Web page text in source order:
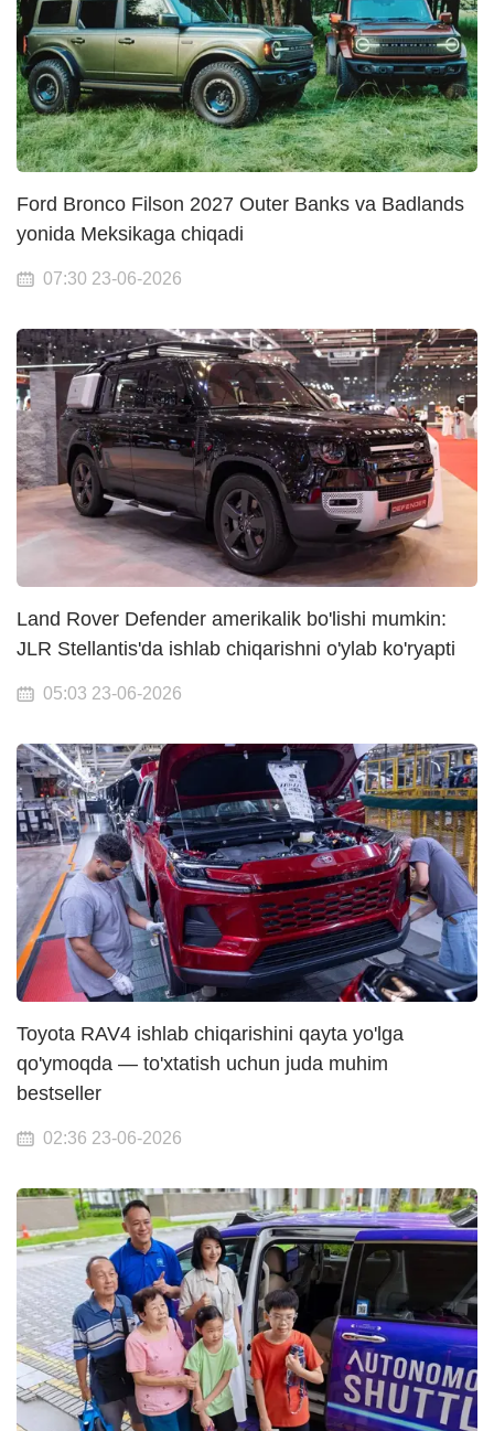
Ford Bronco Filson 2027 Outer Banks va Badlands
yonida Meksikaga chiqadi
07:30 23-06-2026
Land Rover Defender amerikalik bo'lishi mumkin:
JLR Stellantis'da ishlab chiqarishni o'ylab ko'ryapti
05:03 23-06-2026
Toyota RAV4 ishlab chiqarishini qayta yo'lga
qo'ymoqda — to'xtatish uchun juda muhim
bestseller
02:36 23-06-2026